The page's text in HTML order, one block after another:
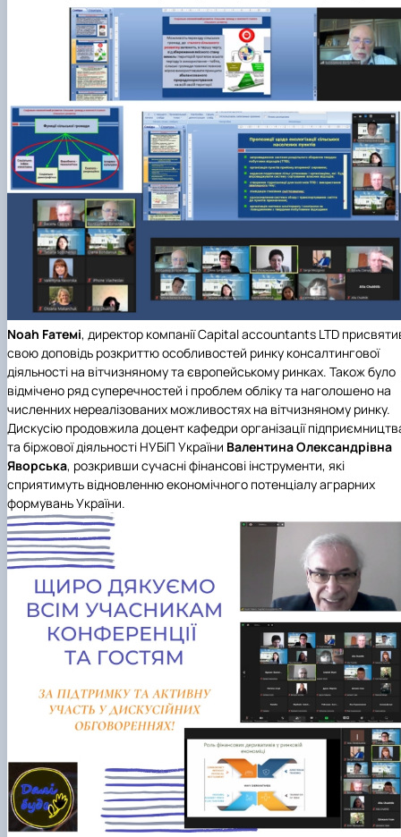
Noah Fатемі, директор компаніїCapital accountants LTD
свою доповідь розкриттю особливостей ринку консалтингової
діяльності на вітчизняному та європейському ринках. Також було
відмічено ряд суперечностей і проблем обліку та наголошено на
численних нереалізованих можливостях на вітчизняному ринку.
Дискусію продовжила доцент кафедри організації
та біржової діяльності НУБіП України Валентина Олександрівна
Яворська, розкривши сучасні фінансові інструменти, які
сприятимуть відновленню економічного потенціалу аграрних
формувань України.